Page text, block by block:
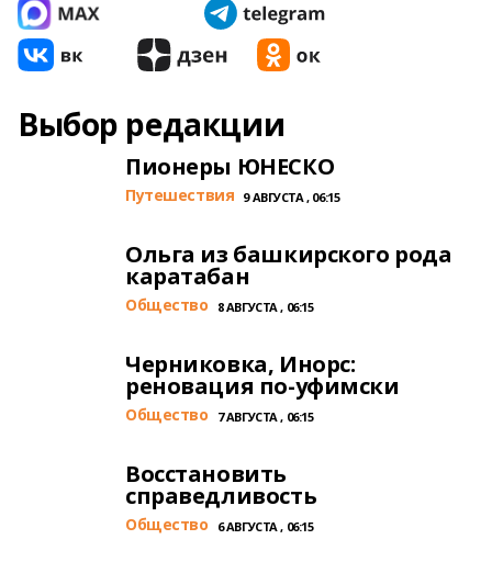
Выбор редакции
Пионеры ЮНЕСКО
Путешествия 9 АВГУСТА , 06:15
Ольга из башкирского рода
каратабан
Общество 8 АВГУСТА , 06:15
Черниковка, Инорс:
реновация по-уфимски
Общество 7 АВГУСТА , 06:15
Восстановить
справедливость
Общество 6 АВГУСТА , 06:15